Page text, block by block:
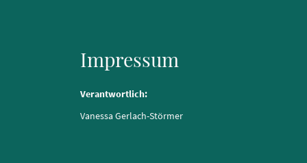
Impressum
Verantwortlich:
Vanessa Gerlach-Störmer